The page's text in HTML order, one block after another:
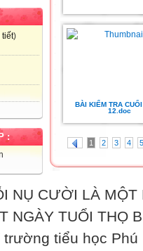
tiết)
:
BÀI KIỂM TRA
12.doc
1 2 3 4 5
NỤ CƯỜI LÀ MỘT
NGÀY TUỔI THỌ
trường tiểu học